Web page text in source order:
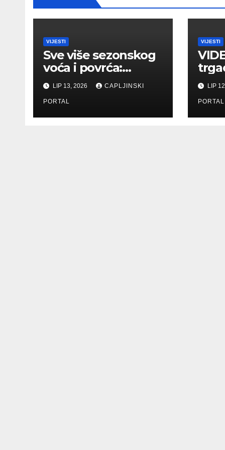
VIJESTI
Sve više sezonskog
voća i povrća:
Pogledajte ponudu
i cijene na
čapljinskoj
Veletržnici
LIP 13, 2026 CAPLJINSKI
PORTAL
VIJESTI
LIP
PORTAL